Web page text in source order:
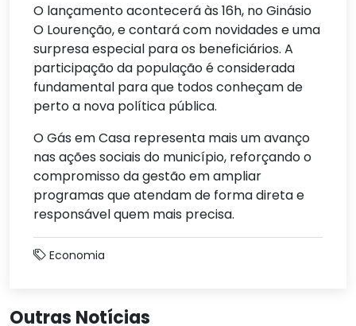
O lançamento acontecerá às 16h, no Ginásio
O Lourenção, e contará com novidades e uma
surpresa especial para os beneficiários. A
participação da população é considerada
fundamental para que todos conheçam de
perto a nova política pública.
O Gás em Casa representa mais um avanço
nas ações sociais do município, reforçando o
compromisso da gestão em ampliar
programas que atendam de forma direta e
responsável quem mais precisa.
Economia
Outras Notícias